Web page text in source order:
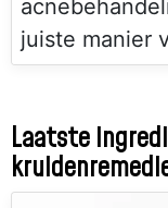
juiste manier
Laatste